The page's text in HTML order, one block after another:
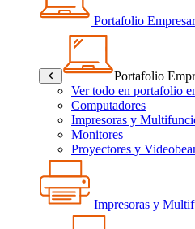
Portafolio
Portafolio
Ver todo en portafolio
Computadores
Impresoras y
Monitores
Proyectores y
Impresoras y